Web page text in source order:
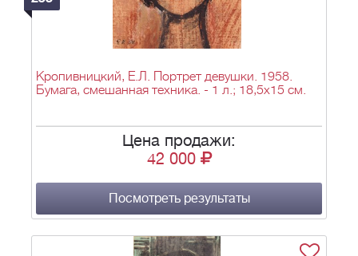
Кропивницкий, Е.Л. Портрет девушки. 1958.
Бумага, смешанная техника. - 1 л.; 18,5х15 см.
Цена продажи:
42 000
Посмотреть результаты